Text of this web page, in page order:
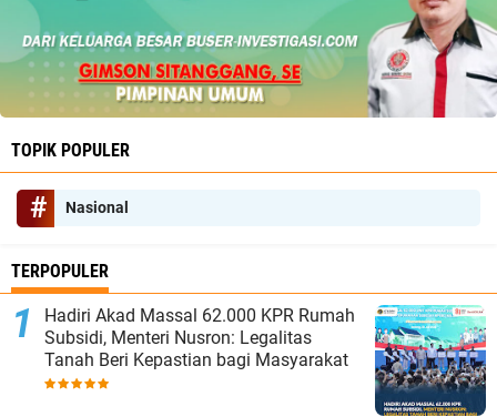
TOPIK POPULER
Nasional
TERPOPULER
Hadiri Akad Massal 62.000 KPR Rumah
Subsidi, Menteri Nusron: Legalitas
Tanah Beri Kepastian bagi Masyarakat